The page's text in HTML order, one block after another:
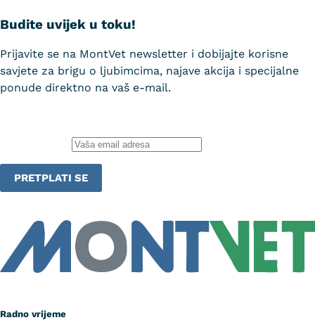
Budite uvijek u toku!
Prijavite se na MontVet newsletter i dobijajte korisne
savjete za brigu o ljubimcima, najave akcija i specijalne
ponude direktno na vaš e-mail.
Radno vrijeme